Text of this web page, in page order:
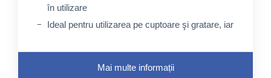
în utilizare
Ideal pentru utilizarea pe cuptoare şi gratare, iar
Mai multe informații